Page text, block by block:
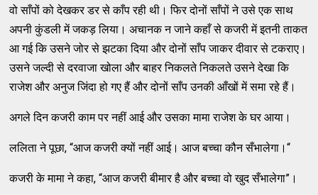
वो साँपों को देखकर डर से काँप रही थी। फिर दोनों साँपों ने उसे एक साथ
अपनी कुंडली में जकड़ लिया। अचानक न जाने कहाँ से कजरी में इतनी ताकत
आ गई कि उसने जोर से झटका दिया और दोनों साँप जाकर दीवार से टकराए।
उसने जल्दी से दरवाजा खोला और बाहर निकलते निकलते उसने देखा कि
राजेश और अनुज जिंदा हो गए हैं और दोनों साँप उनकी आँखों में समा रहे हैं।
अगले दिन कजरी काम पर नहीं आई और उसका मामा राजेश के घर आया।
ललिता ने पूछा, “आज कजरी क्यों नहीं आई। आज बच्चा कौन सँभालेगा।“
कजरी के मामा ने कहा, “आज कजरी बीमार है और बच्चा वो खुद सँभालेगा”।